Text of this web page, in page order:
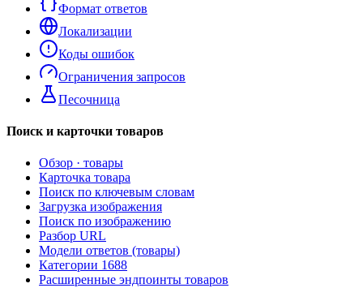
Формат ответов
Локализации
Коды ошибок
Ограничения запросов
Песочница
Поиск и карточки товаров
Обзор · товары
Карточка товара
Поиск по ключевым словам
Загрузка изображения
Поиск по изображению
Разбор URL
Модели ответов (товары)
Категории 1688
Расширенные эндпоинты товаров